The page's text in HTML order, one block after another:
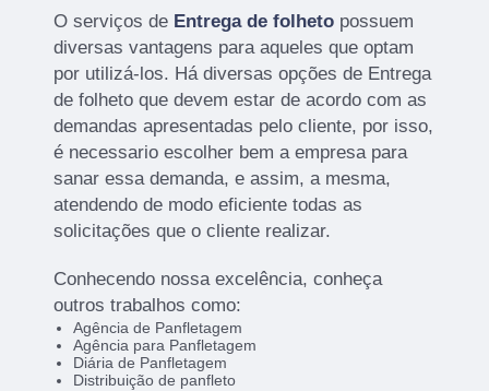
O serviços de Entrega de folheto possuem
diversas vantagens para aqueles que optam
por utilizá-los. Há diversas opções de Entrega
de folheto que devem estar de acordo com as
demandas apresentadas pelo cliente, por isso,
é necessario escolher bem a empresa para
sanar essa demanda, e assim, a mesma,
atendendo de modo eficiente todas as
solicitações que o cliente realizar.
Conhecendo nossa excelência, conheça
outros trabalhos como:
Agência de Panfletagem
Agência para Panfletagem
Diária de Panfletagem
Distribuição de panfleto